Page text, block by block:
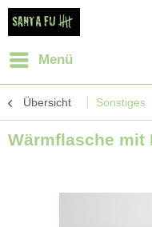
Menü
Übersicht Sonstiges
Wärmflasche mit